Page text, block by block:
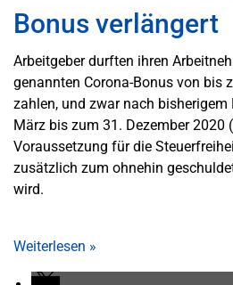
Bonus verlängert
Arbeitgeber durften ihren
genannten Corona-Bonus von bis
zahlen, und zwar nach bisherigem
März bis zum 31. Dezember 2020
Voraussetzung für die
zusätzlich zum ohnehin
wird.
Weiterlesen »